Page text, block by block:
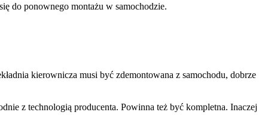
do ponownego montażu w samochodzie.
kierownicza musi być zdemontowana z samochodu, dobrze
z technologią producenta. Powinna też być kompletna. Inaczej